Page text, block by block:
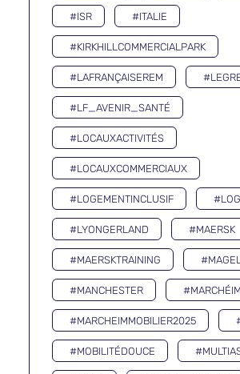
#ISR #ITALIE
#KIRKHILLCOMMERCIALPARK
#LAFRANÇAISEREM
#LF_AVENIR_SANTÉ
#LOCAUXACTIVITÉS
#LOCAUXCOMMERCIAUX
#LOGEMENTINCLUSIF
#LYONGERLAND #MAERSK
#MAERSKTRAINING
#MANCHESTER
#MARCHEIMMOBILIER2025
#MOBILITÉDOUCE